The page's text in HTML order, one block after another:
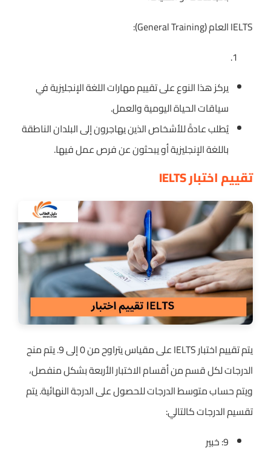
IELTS العام (General Training):
يركز هذا النوع على تقييم مهارات اللغة الإنجليزية في
سياقات الحياة اليومية والعمل.
يُطلب عادةً للأشخاص الذين يهاجرون إلى البلدان الناطقة
باللغة الإنجليزية أو يبحثون عن فرص عمل فيها.
تقييم اختبار IELTS
يتم تقييم اختبار IELTS على مقياس يتراوح من 0 إلى 9. يتم منح
الدرجات لكل قسم من أقسام الاختبار الأربعة بشكل منفصل،
ويتم حساب متوسط الدرجات للحصول على الدرجة النهائية. يتم
تقسيم الدرجات كالتالي:
9: خبير